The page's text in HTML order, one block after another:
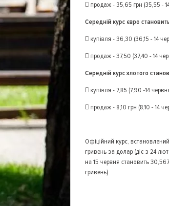
 продаж - 35,65 грн (35,55 -
Середній курс євро
 купівля - 36,30 (36,15 - 14
 продаж - 37,50 (37,40 - 14
Середній курс злотого
 купівля - 7,85 (7,90 -14
 продаж - 8,10 грн (8,10 - 14
Офіційний курс,
гривень за долар (діє з 24
на 15 червня становить
гривень).